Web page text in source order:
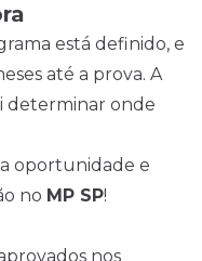
está definido, e
até a prova. A
determinar onde
oportunidade e
no MP SP!
nos